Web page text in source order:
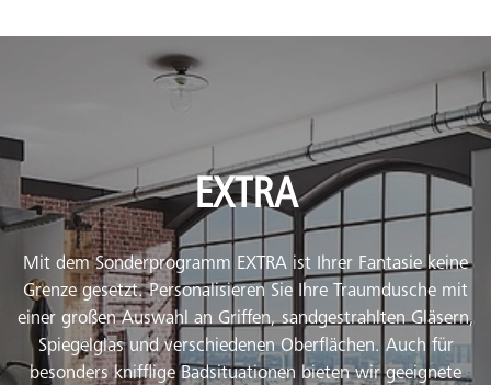
EXTRA
Mit dem Sonderprogramm EXTRA ist Ihrer Fantasie keine
Grenze gesetzt. Personalisieren Sie Ihre Traumdusche mit
einer großen Auswahl an Griffen, sandgestrahlten Gläsern,
Spiegelglas und verschiedenen Oberflächen. Auch für
besonders knifflige Badsituationen bieten wir geeignete